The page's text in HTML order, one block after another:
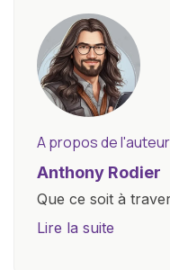
A propos de l'auteur
Anthony Rodier
Que ce soit à
des guides d'achat
Lire la suite